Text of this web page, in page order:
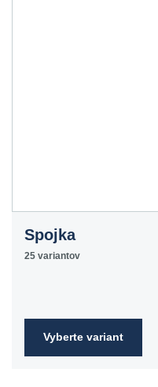
Spojka
25 variantov
Vyberte variant